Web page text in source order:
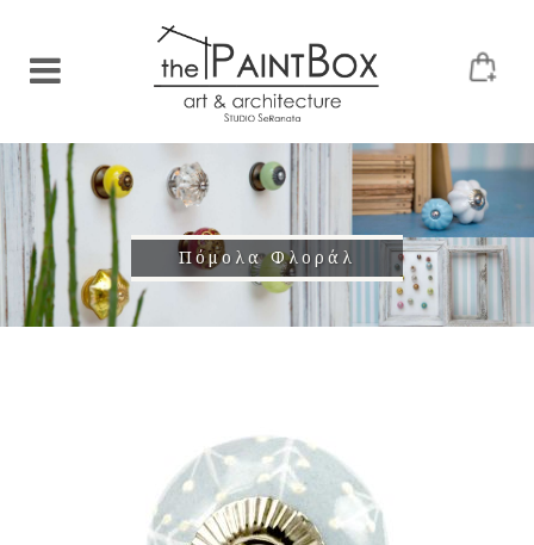
Πόμολα Φλοράλ